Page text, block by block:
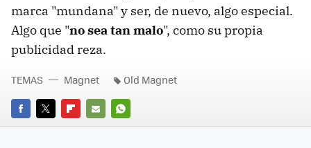
marca "mundana" y ser, de nuevo, algo especial.
Algo que "no sea tan malo", como su propia
publicidad reza.
FACEBOOK
TWITTERFLIPBOARD
E-
WHATSAPP
TEMAS Magnet Old Magnet